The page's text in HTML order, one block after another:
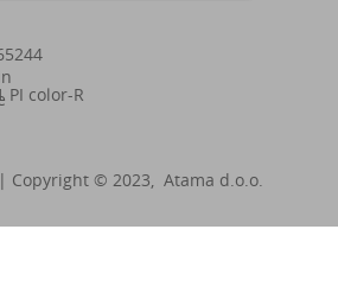
| Copyright © 2023, Atama d.o.o.